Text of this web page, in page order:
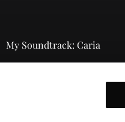
My Soundtrack: Caria